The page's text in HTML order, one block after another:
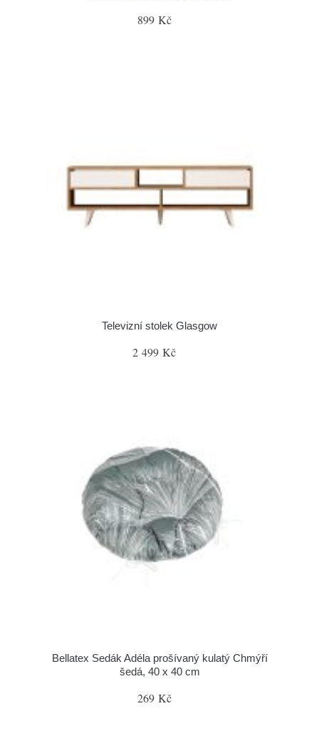
899 Kč
Televizní stolek Glasgow
2 499 Kč
Bellatex Sedák Adéla prošívaný kulatý Chmýří
šedá, 40 x 40 cm
269 Kč